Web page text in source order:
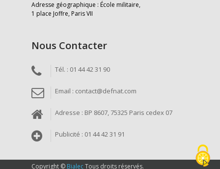
Adresse géographique : École militaire,
1 place Joffre, Paris VII
Nous Contacter
Tél. : 01 44 42 31 90
Email : contact@defnat.com
Adresse : BP 8607, 75325 Paris cedex 07
Publicité : 01 44 42 31 91
Copyright © BialecTous droits réservés.